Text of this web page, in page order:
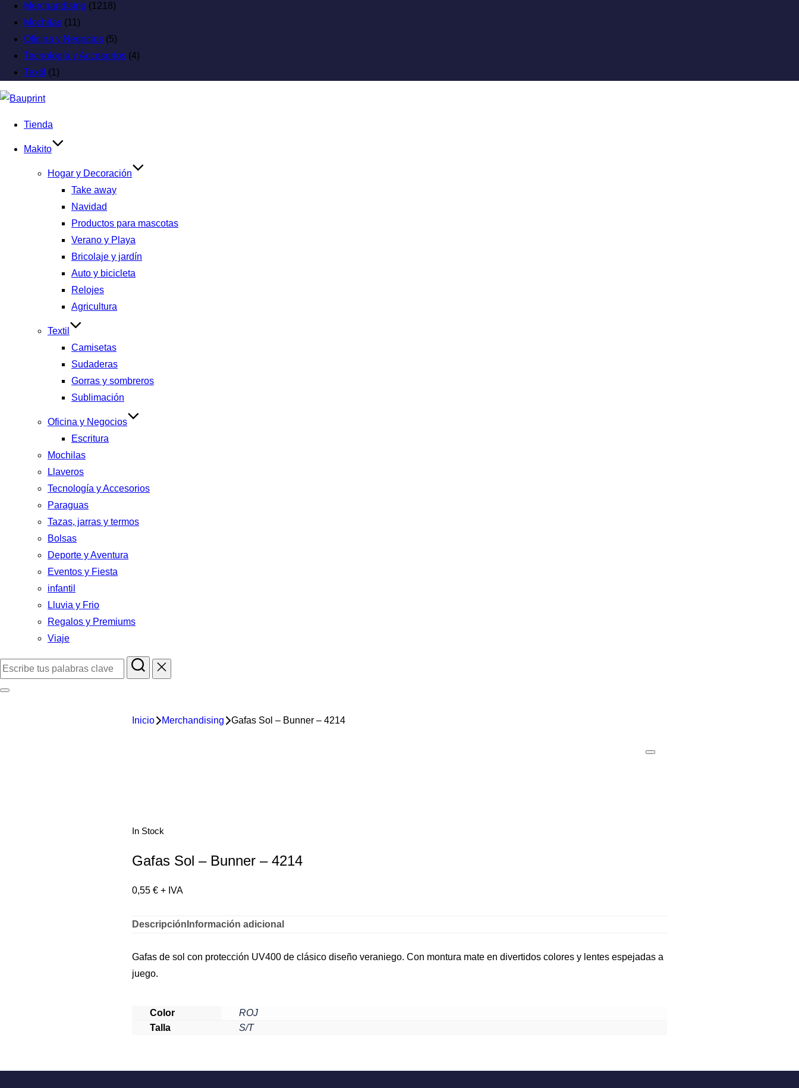
Merchandising (1218)
Mochilas (11)
Oficina y Negocios (5)
Tecnología y Accesorios (4)
Textil (1)
Tienda
Makito
Hogar y Decoración
Take away
Navidad
Productos para mascotas
Verano y Playa
Bricolaje y jardín
Auto y bicicleta
Relojes
Agricultura
Textil
Camisetas
Sudaderas
Gorras y sombreros
Sublimación
Oficina y Negocios
Escritura
Mochilas
Llaveros
Tecnología y Accesorios
Paraguas
Tazas, jarras y termos
Bolsas
Deporte y Aventura
Eventos y Fiesta
infantil
Lluvia y Frio
Regalos y Premiums
Viaje
Inicio Merchandising Gafas Sol – Bunner – 4214
In Stock
Gafas Sol – Bunner – 4214
0,55 € + IVA
Descripción Información adicional
Gafas de sol con protección UV400 de clásico diseño veraniego. Con montura mate en divertidos colores y lentes espejadas a
juego.
Color
ROJ
Talla
S/T